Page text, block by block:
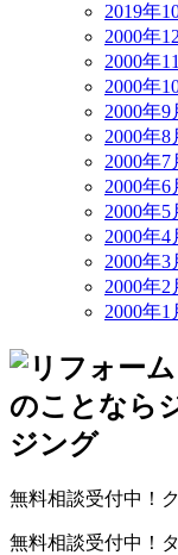
2019年
2000年
2000年
2000年
2000年9
2000年8
2000年7
2000年6
2000年5
2000年4
2000年3
2000年2
2000年1
無料相談受付中！
無料相談受付中！